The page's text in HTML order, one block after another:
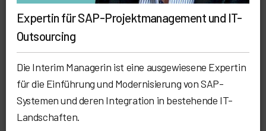
Expertin für SAP-Projektmanagement und IT-
Outsourcing
Die Interim Managerin ist eine ausgewiesene Expertin
für die Einführung und Modernisierung von SAP-
Systemen und deren Integration in bestehende IT-
Landschaften.